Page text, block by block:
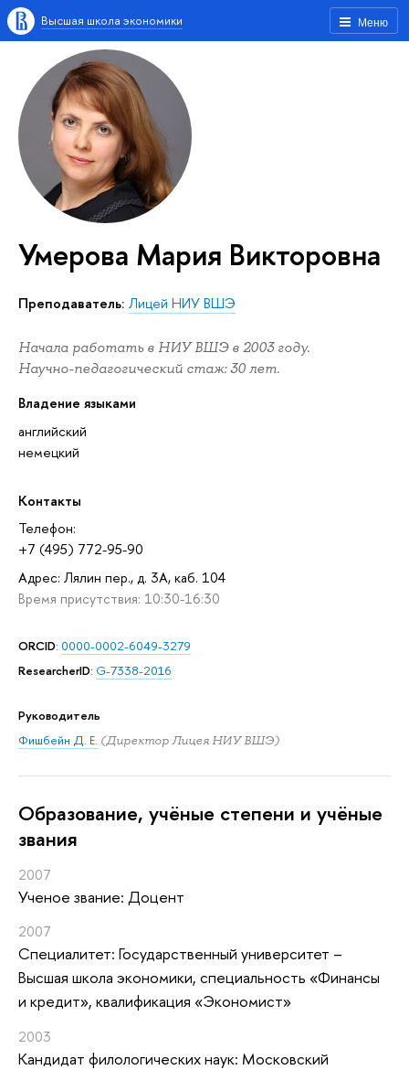
Меню
Высшая школа экономики
Умерова Мария Викторовна
Преподаватель: Лицей НИУ ВШЭ
Начала работать в НИУ ВШЭ в 2003 году.
Научно-педагогический стаж: 30 лет.
Владение языками
английский
немецкий
Контакты
Телефон:
+7 (495) 772-95-90
Адрес: Лялин пер., д. 3А, каб. 104
Время присутствия: 10:30-16:30
ORCID: 0000-0002-6049-3279
ResearcherID: G-7338-2016
Руководитель
Фишбейн Д. Е. (Директор Лицея НИУ ВШЭ)
Oбразование, учёные степени и учёные
звания
2007
Ученое звание: Доцент
2007
Специалитет: Государственный университет –
Высшая школа экономики, специальность «Финансы
и кредит», квалификация «Экономист»
2003
Кандидат филологических наук: Московский